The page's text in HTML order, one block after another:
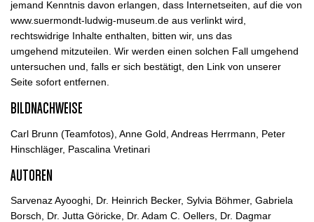
jemand Kenntnis davon erlangen, dass Internetseiten, auf die von
www.suermondt-ludwig-museum.de aus verlinkt wird,
rechtswidrige Inhalte enthalten, bitten wir, uns das
umgehend mitzuteilen. Wir werden einen solchen Fall umgehend
untersuchen und, falls er sich bestätigt, den Link von unserer
Seite sofort entfernen.
BILDNACHWEISE
Carl Brunn (Teamfotos), Anne Gold, Andreas Herrmann, Peter
Hinschläger, Pascalina Vretinari
AUTOREN
Sarvenaz Ayooghi, Dr. Heinrich Becker, Sylvia Böhmer, Gabriela
Borsch, Dr. Jutta Göricke, Dr. Adam C. Oellers, Dr. Dagmar